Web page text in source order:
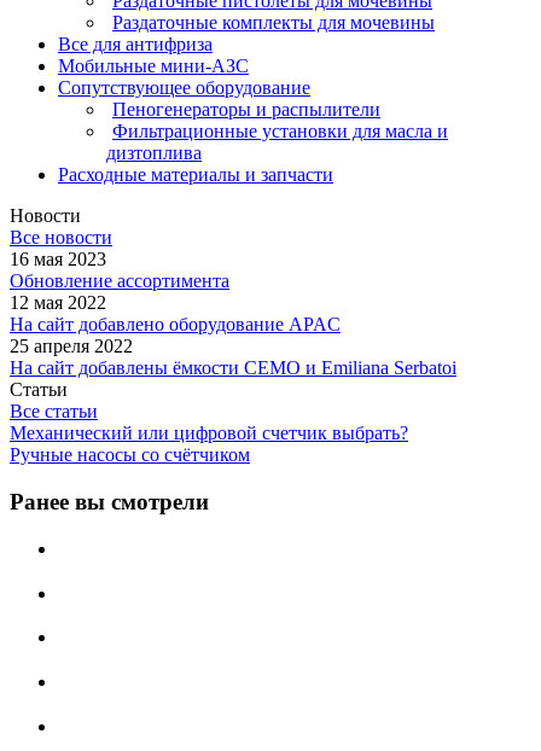
Раздаточные комплекты для мочевины
Все для антифриза
Мобильные мини-АЗС
Сопутствующее оборудование
Пеногенераторы и распылители
Фильтрационные установки для масла и
дизтоплива
Расходные материалы и запчасти
Новости
Все новости
16 мая 2023
Обновление ассортимента
12 мая 2022
На сайт добавлено оборудование APAC
25 апреля 2022
На сайт добавлены ёмкости CEMO и Emiliana Serbatoi
Статьи
Все статьи
Механический или цифровой счетчик выбрать?
Ручные насосы со счётчиком
Ранее вы смотрели